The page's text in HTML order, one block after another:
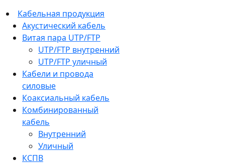
Кабельная продукция
Акустический кабель
Витая пара UTP/FTP
UTP/FTP внутренний
UTP/FTP уличный
Кабели и провода
силовые
Коаксиальный кабель
Комбинированный
кабель
Внутренний
Уличный
КСПВ